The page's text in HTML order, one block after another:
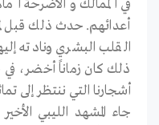
في الممالك والأضرحة
أعدائهم. حدث ذلك قبل
القلب البشري ونادته
ذلك كان زماناً أخضر،
أشجارنا التي ننتظر إلى
جاء المشهد الليبي